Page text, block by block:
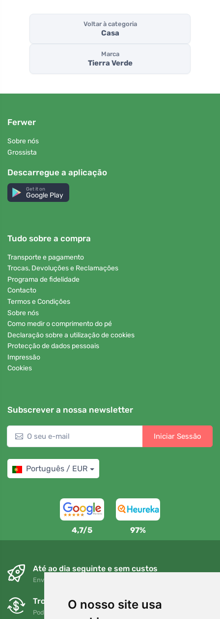
O nosso site usa
Voltar à categoria
Casa
Marca
Tierra Verde
Ferwer
Sobre nós
Grossista
Descarregue a aplicação
Get it on
Google Play
Tudo sobre a compra
Transporte e pagamento
Trocas, Devoluções e Reclamações
Programa de fidelidade
Contacto
Termos e Condições
Sobre nós
Como medir o comprimento do pé
Declaração sobre a utilização de cookies
Protecção de dados pessoais
Impressão
Cookies
Subscrever a nossa newsletter
Iniciar Sessão
Português / EUR
4,7/5 97%
Até ao dia seguinte e sem custos
Envio gratuito para encomendas superiores a 80 EUR
Trocas e devoluções gratuitas
Pode devolver ou trocar a sua encomenda em qualquer